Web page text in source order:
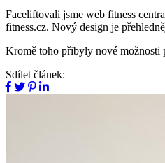
Faceliftovali jsme web fitness
fitness.cz. Nový design je
Kromě toho přibyly nové možnosti
Sdílet článek: